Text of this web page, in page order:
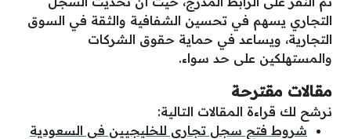
التجاري يسهم في تحسين الشفافية والثقة في السوق
التجارية، ويساعد في حماية حقوق الشركات
والمستهلكين على حد سواء.
مقالات مقترحة
نرشح لك قراءة المقالات التالية:
شروط فتح سجل تجاري للخليجيين في السعودية